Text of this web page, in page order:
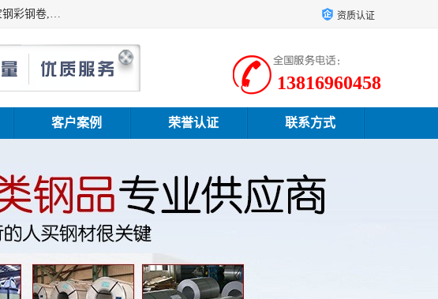
上海志辰实业有限公司主要经销:上海宝钢彩钢卷（宝钢总厂）台湾氟碳彩钢板,烨辉彩钢板,宝钢彩钢板,宝钢彩涂板,宝钢彩钢卷,马钢彩钢板,马钢彩钢卷,镀铝锌钢板,PVDF彩钢板,台湾烨辉彩钢板,高耐候彩钢板,硅改性彩钢板,规格齐全。 资质认证
13816960458
客户案例 荣誉认证 联系方式